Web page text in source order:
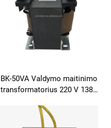
priemonėms 110 V
BK-50VA Valdymo maitinimo
transformatorius 220 V 1380
V išvestis 50 Hz / 60 Hz
varinis BK tipo, skirtas 220